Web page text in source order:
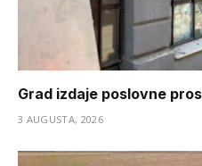
Grad izdaje poslovne
3 AUGUSTA, 2026